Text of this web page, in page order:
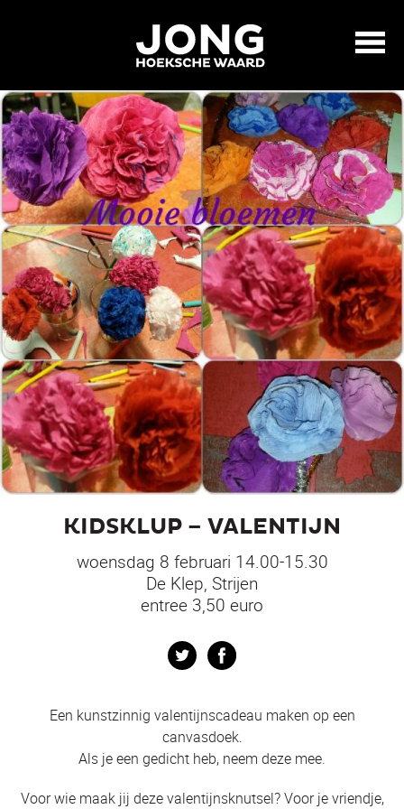
KIDSKLUP – VALENTIJN
woensdag 8 februari 14.00-15.30
De Klep, Strijen
entree 3,50 euro
Twitter
Een kunstzinnig valentijnscadeau maken op een
canvasdoek.
Als je een gedicht heb, neem deze mee.
Voor wie maak jij deze valentijnsknutsel? Voor je vriendje,